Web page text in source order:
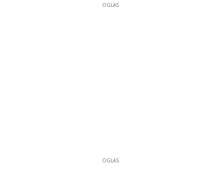
OGLAS
OGLAS